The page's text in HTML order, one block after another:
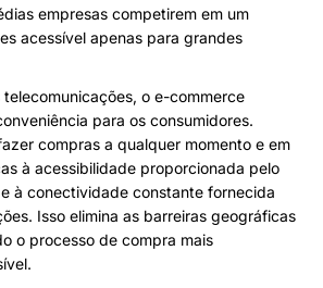
empresas competirem em um
acessível apenas para grandes
telecomunicações, o e-commerce
para os consumidores.
compras a qualquer momento e em
à acessibilidade proporcionada pelo
à conectividade constante fornecida
Isso elimina as barreiras geográficas
o processo de compra mais